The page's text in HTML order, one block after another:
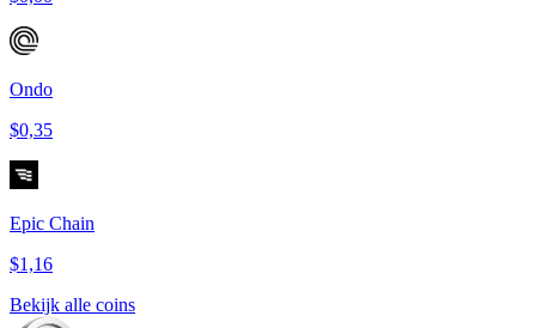
Ondo
$0,35
Epic Chain
$1,16
Bekijk alle coins